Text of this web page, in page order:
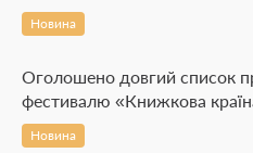
Новина
Оголошено довгий список
фестивалю «Книжкова
Новина